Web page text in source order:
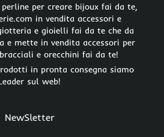
per creare bijoux fai da te,
in vendita accessori e
e gioielli fai da te che da
e mette in vendita accessori per
e orecchini fai da te!
in pronta consegna siamo
sul web!
NewSletter